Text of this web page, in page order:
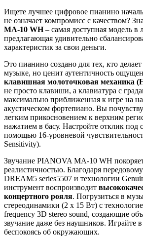
Ищете лучшее цифровое пианино
не означает компромисс с качеством?
MA-10 WH– самая доступная модель
предлагающая удивительно
характеристик за свои деньги.
Это пианино создано для тех, кто
музыке, но ценит аутентичность
клавишная молоточковая механика
не просто клавиши, а клавиатура с
максимально приближенная к игре на
акустическом фортепиано. Вы
легким прикосновением к верхним
нажатием в басу. Настройте отклик под
помощью 16-уровневой
Sensitivity).
Звучание PIANOVA MA-10 WH
реалистичностью. Благодаря
DREAM5 series5507 и технологии
инструмент воспроизводит
концертного рояля. Погрузиться в
стереодинамики (2 х 15 Вт) с
frequency 3D stereo sound, создающие
звучание даже без наушников. Играйте
беспокоясь об окружающих.